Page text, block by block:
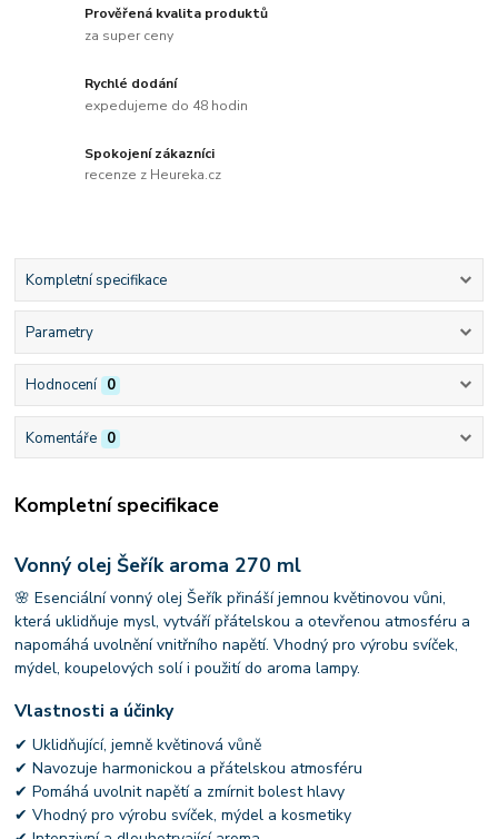
Prověřená kvalita produktů
za super ceny
Rychlé dodání
expedujeme do 48 hodin
Spokojení zákazníci
recenze z Heureka.cz
Kompletní specifikace
Parametry
Hodnocení 0
Komentáře 0
Kompletní specifikace
Vonný olej Šeřík aroma 270 ml
🌸 Esenciální vonný olej Šeřík přináší jemnou květinovou vůni,
která uklidňuje mysl, vytváří přátelskou a otevřenou atmosféru a
napomáhá uvolnění vnitřního napětí. Vhodný pro výrobu svíček,
mýdel, koupelových solí i použití do aroma lampy.
Vlastnosti a účinky
✔ Uklidňující, jemně květinová vůně
✔ Navozuje harmonickou a přátelskou atmosféru
✔ Pomáhá uvolnit napětí a zmírnit bolest hlavy
✔ Vhodný pro výrobu svíček, mýdel a kosmetiky